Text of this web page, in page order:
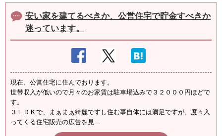
安い家を建てるべきか、公営住宅で貯金すべきか
迷っています。
現在、公営住宅に住んでおります。
世帯収入が低いので月々のお家賃は駐車場込みで３２０００円ほどで
す。
３ＬＤＫで、まぁまぁ綺麗ですし住む事自体には満足ですが、度々入
ってくる住宅販売の広告を見...